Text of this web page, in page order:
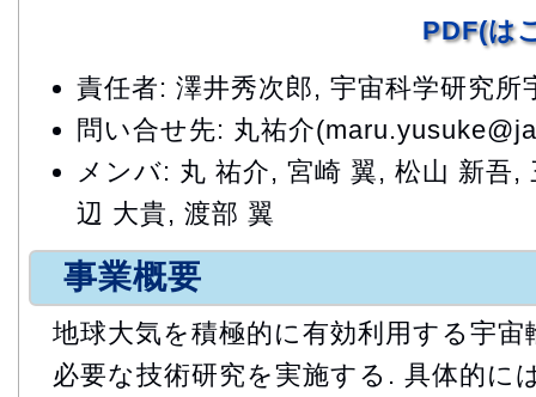
PDF(は
責任者: 澤井秀次郎, 宇宙科学研究所
問い合せ先: 丸祐介
メンバ: 丸 祐介, 宮崎 翼, 松山 新吾,
辺 大貴, 渡部 翼
事業概要
地球大気を積極的に有効利用する宇
必要な技術研究を実施する. 具体的に